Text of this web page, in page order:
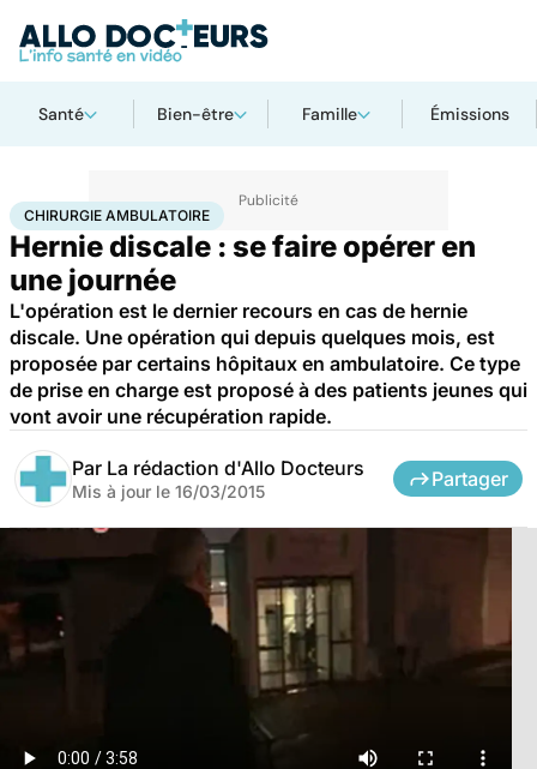
Santé Bien-être Famille Émissions
AccueilSantéMaladiesChirurgie ambulatoire
CHIRURGIE AMBULATOIRE
Hernie discale : se faire opérer en
une journée
L'opération est le dernier recours en cas de hernie
discale. Une opération qui depuis quelques mois, est
proposée par certains hôpitaux en ambulatoire. Ce type
de prise en charge est proposé à des patients jeunes qui
vont avoir une récupération rapide.
Par La rédaction d'Allo Docteurs
Mis à jour le 16/03/2015
Partager